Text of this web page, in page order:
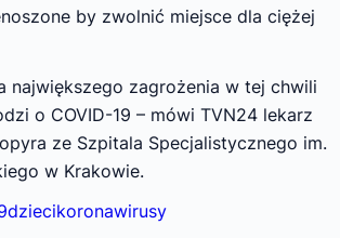
by zwolnić miejsce dla ciężej
największego zagrożenia w tej chwili
o COVID-19 – mówi TVN24 lekarz
ze Szpitala Specjalistycznego im.
w Krakowie.
dziecikoronawirusy